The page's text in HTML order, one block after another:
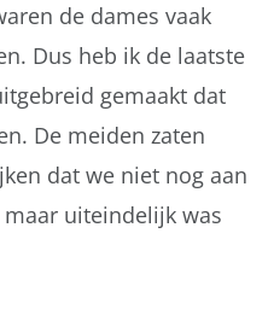
de dames vaak
Dus heb ik de laatste
gemaakt dat
De meiden zaten
dat we niet nog aan
uiteindelijk was